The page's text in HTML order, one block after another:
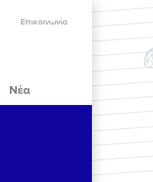
Επικοινωνία
Νέα